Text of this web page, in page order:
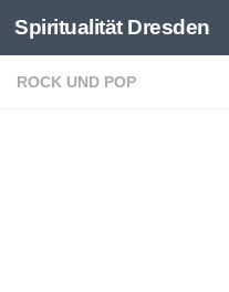
Zum Inhalt springen
Spiritualität Dresden
ROCK UND POP